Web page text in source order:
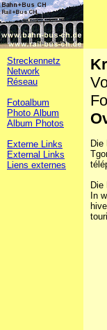
Streckennetz
Network
Réseau
Fotoalbum
Photo Album
Album Photos
Externe Links
External Links
Liens externes
Die
Die
In